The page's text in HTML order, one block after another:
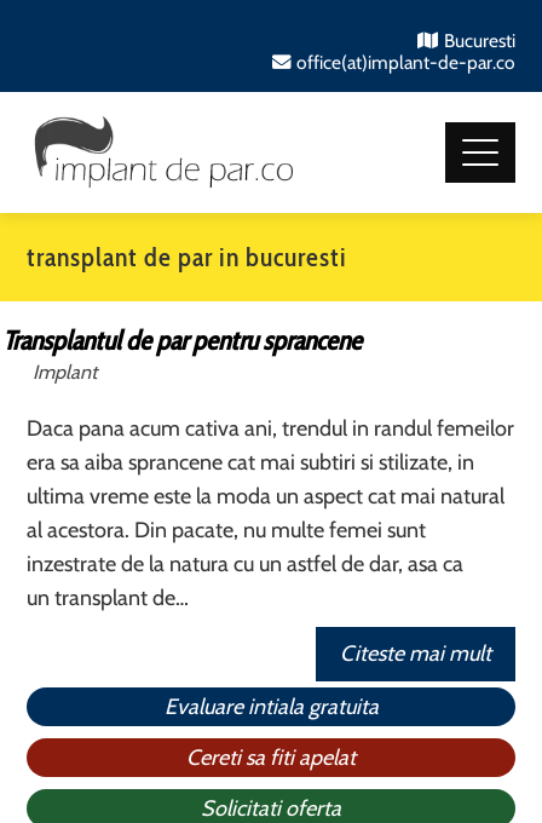
Bucuresti
office(at)implant-de-par.co
transplant de par in bucuresti
Transplantul de par pentru sprancene
Implant
Daca pana acum cativa ani, trendul in randul femeilor
era sa aiba sprancene cat mai subtiri si stilizate, in
ultima vreme este la moda un aspect cat mai natural
al acestora. Din pacate, nu multe femei sunt
inzestrate de la natura cu un astfel de dar, asa ca
un transplant de…
Citeste mai mult
Evaluare intiala gratuita
Cereti sa fiti apelat
Solicitati oferta